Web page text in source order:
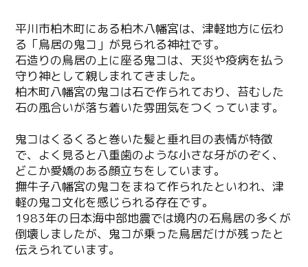
平川市柏木町にある柏木八幡宮は、津軽地方に伝わ
る「鳥居の鬼コ」が見られる神社です。
石造りの鳥居の上に座る鬼コは、天災や疫病を払う
守り神として親しまれてきました。
柏木町八幡宮の鬼コは石で作られており、苔むした
石の風合いが落ち着いた雰囲気をつくっています。
鬼コはくるくると巻いた髪と垂れ目の表情が特徴
で、よく見ると八重歯のような小さな牙がのぞく、
どこか愛嬌のある顔立ちをしています。
撫牛子八幡宮の鬼コをまねて作られたといわれ、津
軽の鬼コ文化を感じられる存在です。
1983年の日本海中部地震では境内の石鳥居の多くが
倒壊しましたが、鬼コが乗った鳥居だけが残ったと
伝えられています。